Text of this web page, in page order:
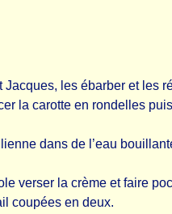
Jacques, les ébarber et les
la carotte en rondelles
dans de l’eau
verser la crème et faire
coupées en deux.